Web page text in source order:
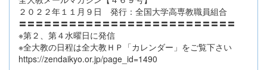
２０２２年１１月９日 発行：全国大学高専教職員組合
〓〓〓〓〓〓〓〓〓〓〓〓〓〓〓〓〓〓〓〓〓〓〓〓〓〓
※第２、第４水曜日に発信
※全大教の日程は全大教ＨＰ「カレンダー」をご覧下さい
https://zendaikyo.or.jp/page_id=1490